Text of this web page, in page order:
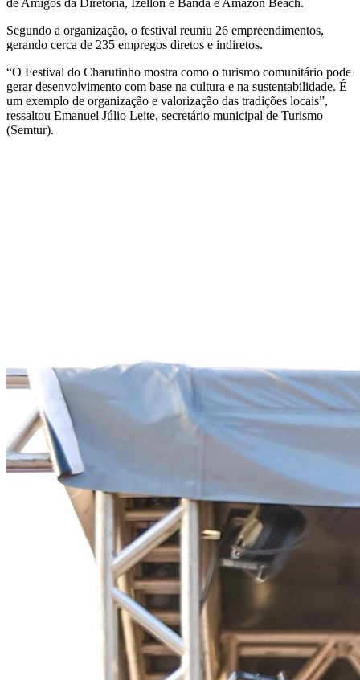
Segundo a organização, o festival reuniu 26 empreendimentos,
gerando cerca de 235 empregos diretos e indiretos.
“O Festival do Charutinho mostra como o turismo comunitário pode
gerar desenvolvimento com base na cultura e na sustentabilidade. É
um exemplo de organização e valorização das tradições locais”,
ressaltou Emanuel Júlio Leite, secretário municipal de Turismo
(Semtur).